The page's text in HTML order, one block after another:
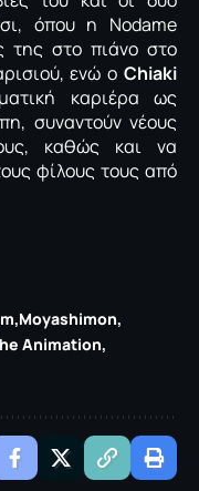
όπου η Nodame
της στο πιάνο στο
ενώ ο Chiaki
καριέρα ως
συναντούν νέους
καθώς και να
φίλους τους από
Moyashimon
Animation